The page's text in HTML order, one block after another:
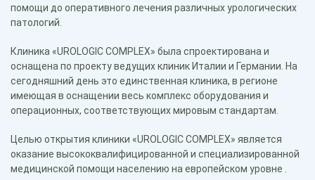
помощи до оперативного лечения различных урологических
патологий.
Клиника «UROLOGIC COMPLEX» была спроектирована и
оснащена по проекту ведущих клиник Италии и Германии. На
сегодняшний день это единственная клиника, в регионе
имеющая в оснащении весь комплекс оборудования и
операционных, соответствующих мировым стандартам.
Целью открытия клиники «UROLOGIC COMPLEX» является
оказание высококвалифицированной и специализированной
медицинской помощи населению на европейском уровне .